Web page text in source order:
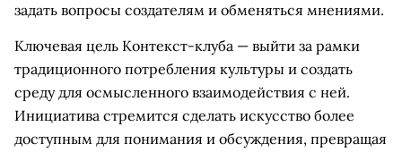
задать вопросы создателям и обменяться мнениями.
Ключевая цель Контекст-клуба — выйти за рамки
традиционного потребления культуры и создать
среду для осмысленного взаимодействия с ней.
Инициатива стремится сделать искусство более
доступным для понимания и обсуждения, превращая